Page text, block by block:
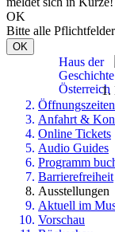
OK
Bitte alle
OK
Haus der
Geschichte
Österreich
Anfahrt &
Online Tickets
Audio Guides
Programm
Barrierefreiheit
Ausstellungen
Aktuell im
Vorschau